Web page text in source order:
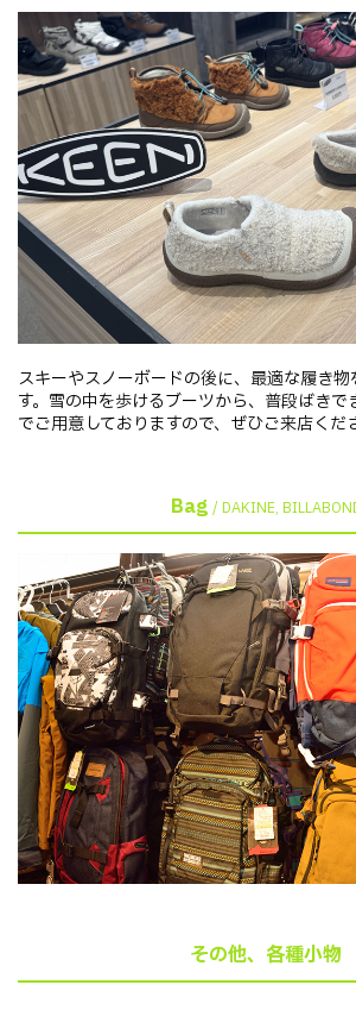
スキーやスノーボードの後に、最適な履き物
す。雪の中を歩けるブーツから、普段ばきで
でご用意しておりますので、ぜひご来店くだ
Bag / DAKINE,
その他、各種小物